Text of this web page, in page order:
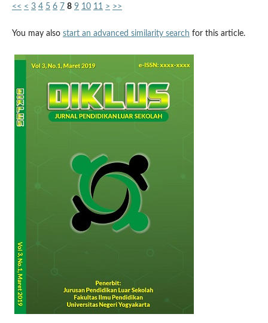
<< < 3 4 5 6 7 8 9 10 11 > >>
You may also start an advanced similarity search for this article.